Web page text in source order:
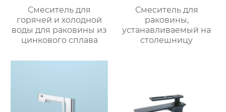
Смеситель для
горячей и холодной
воды для раковины из
цинкового сплава
Смеситель для
раковины,
устанавливаемый на
столешницу